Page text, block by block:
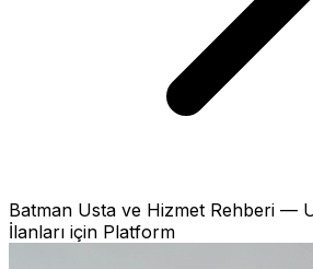
Batman Usta ve Hizmet Rehberi —
İlanları için Platform